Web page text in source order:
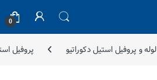
0
لوله و پروفیل استیل دکوراتیو پروفیل